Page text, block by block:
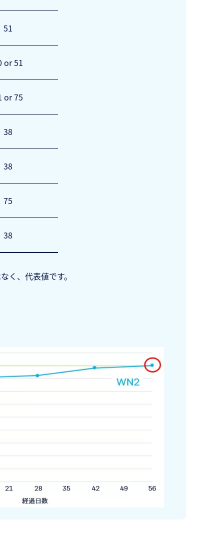
51
or 51
or 75
38
38
75
38
く、代表値です。